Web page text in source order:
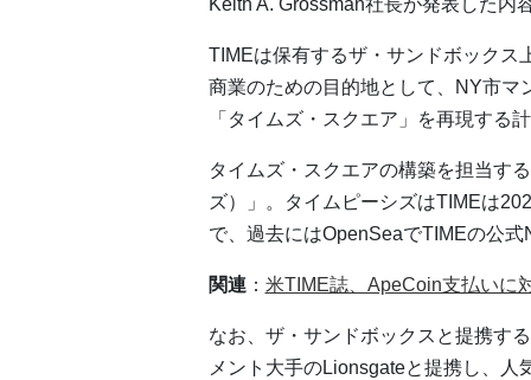
Keith A. Grossman社長が発表した内
TIMEは保有するザ・サンドボックス
商業のための目的地として、NY市マ
「タイムズ・スクエア」を再現する
タイムズ・スクエアの構築を担当す
ズ）」。タイムピーシズはTIMEは
で、過去にはOpenSeaでTIMEの公
関連： 米TIME誌、ApeCoin支払いに
なお、ザ・サンドボックスと提携す
メント大手のLionsgateと提携し、